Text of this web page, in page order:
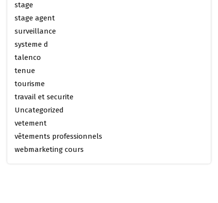
stage
stage agent
surveillance
systeme d
talenco
tenue
tourisme
travail et securite
Uncategorized
vetement
vêtements professionnels
webmarketing cours